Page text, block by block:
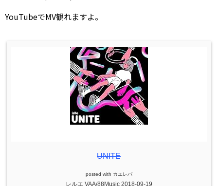
YouTubeでMV観れますよ。
UNITE
posted with カエレバ
レルエ VAA/88Music 2018-09-19